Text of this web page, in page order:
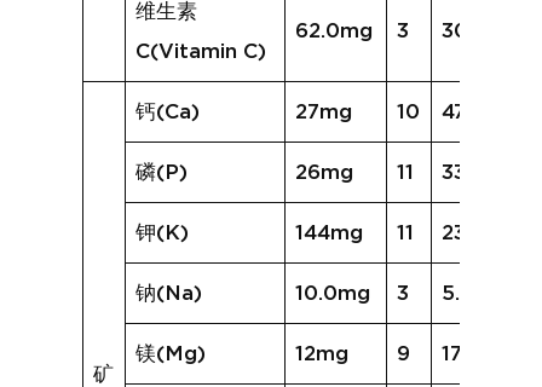
维生素
C(Vitamin C)
62.0mg 3 30.6mg
矿
钙(Ca) 27mg 10 47mg
磷(P) 26mg 11 33mg
钾(K) 144mg 11 237mg
钠(Na) 10.0mg 3 5.3mg
镁(Mg) 12mg 9 17mg